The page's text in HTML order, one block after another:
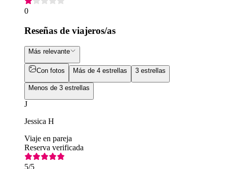
0
Reseñas de viajeros/as
Más relevante
Con fotos Más de 4 estrellas 3 estrellas
Menos de 3 estrellas
J
Jessica H
Viaje en pareja
Reserva verificada
5/5